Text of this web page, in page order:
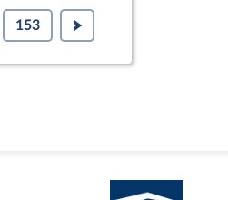
153